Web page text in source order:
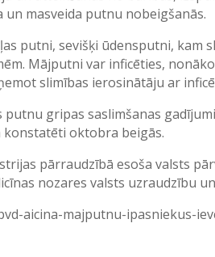
un masveida putnu nobeigšanās.
putni, sevišķi ūdensputni, kam
Mājputni var inficēties,
slimības ierosinātāju ar
gripas saslimšanas
oktobra beigās.
pārraudzībā esoša valsts
nozares valsts uzraudzību
aicina-majputnu-ipasniekus-